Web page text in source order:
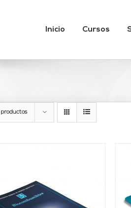
Inicio Cursos
AÑADIR AL CARRITO